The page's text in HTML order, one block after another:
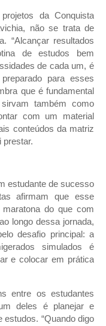
da Conquista
não se trata de
“Alcançar resultados
de estudos bem
de cada um, é
para esses
que é fundamental
também como
com um material
conteúdos da matriz
prestar.
estudante de sucesso
afirmam que esse
do que com
longo dessa jornada,
desafio principal: a
simulados é
e colocar em prática
entre os estudantes
deles é planejar e
“Quando digo